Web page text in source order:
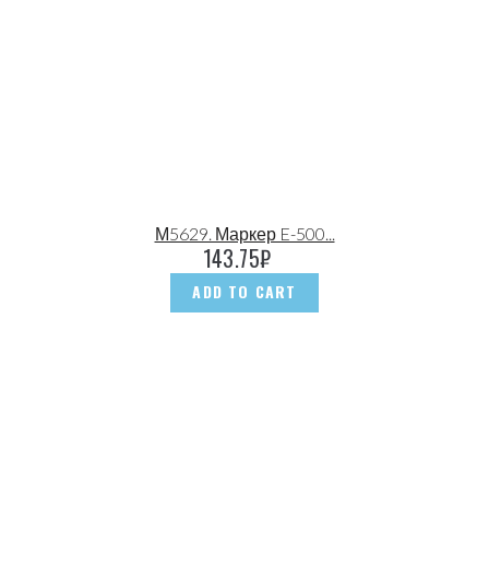
М5629. Маркер E-500...
143.75₽
ADD TO CART